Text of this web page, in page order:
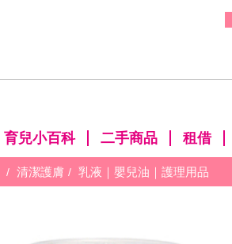
育兒小百科 二手商品 租借
清潔護膚 乳液｜嬰兒油｜護理用品